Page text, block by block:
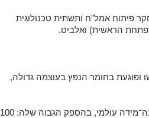
פיתוח אמל"ח ותשתית טכנולוגית
הראשית) ואלביט.
בחומר הנפץ בעוצמה גדולה,
המערכת מהווה פריצת דרך טכנולוגית בקנה־מידה עולמי, בהספק הגבוה שלה: 100